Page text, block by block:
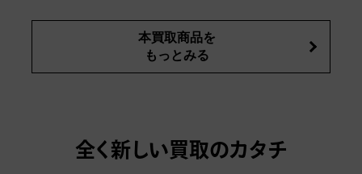
本買取商品を
もっとみる
全く新しい買取のカタチ